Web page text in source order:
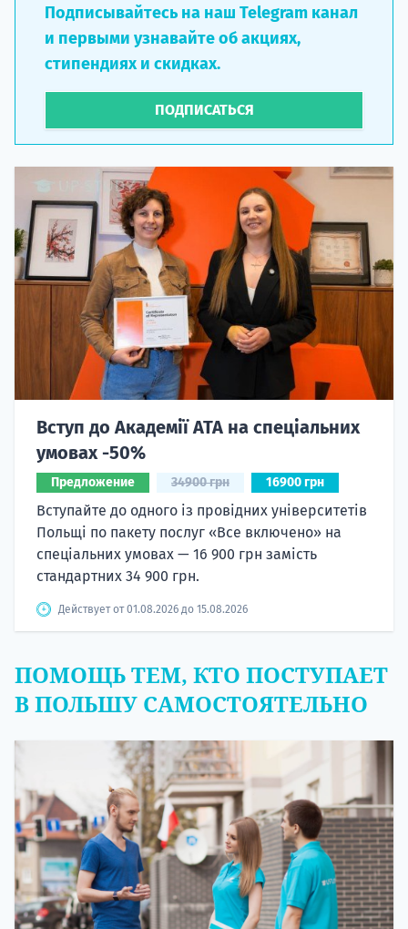
Подписывайтесь на наш Telegram канал
и первыми узнавайте об акциях,
стипендиях и скидках.
ПОДПИСАТЬСЯ
Вступ до Академії ATA на спеціальних
умовах -50%
Предложение 34900 грн 16900 грн
Вступайте до одного із провідних університетів
Польщі по пакету послуг «Все включено» на
спеціальних умовах — 16 900 грн замість
стандартних 34 900 грн.
Действует от 01.08.2026 до 15.08.2026
ПОМОЩЬ ТЕМ, КТО ПОСТУПАЕТ
В ПОЛЬШУ САМОСТОЯТЕЛЬНО